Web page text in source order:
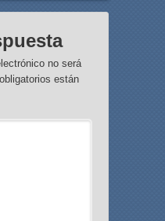
no será
están